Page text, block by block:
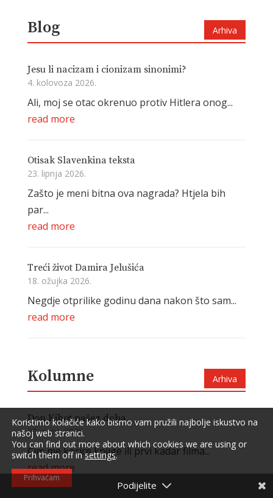
Blog Arhiva
Jesu li nacizam i cionizam sinonimi?
4. kolovoza 2026.
Ali, moj se otac okrenuo protiv Hitlera onog...
read more
Otisak Slavenkina teksta
23. lipnja 2026.
Zašto je meni bitna ova nagrada? Htjela bih
par...
read more
Treći život Damira Jelušića
18. ožujka 2026.
Negdje otprilike godinu dana nakon što sam...
read more
Kolumne Arhiva
Don Kihot našeg doba
29. rujna 2025.
Čim me korice knjige ili prvi kadar filma...
read more
Koristimo kolačiće kako bismo vam pružili najbolje iskustvo na
našoj web stranici.
You can find out more about which cookies we are using or
switch them off insettings.
Prihvaćam